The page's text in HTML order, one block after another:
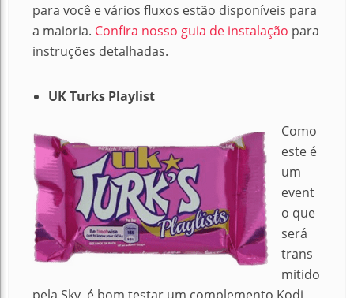
para você e vários fluxos estão disponíveis para
a maioria. Confira nosso guia de instalação para
instruções detalhadas.
UK Turks Playlist
Como
este é
um
event
o que
será
trans
mitido